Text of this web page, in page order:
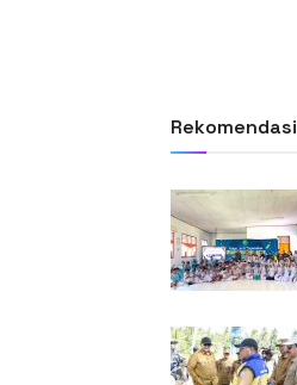
Rekomendasi